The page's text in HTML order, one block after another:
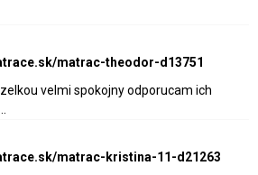
matrac-theodor-d13751
velmi spokojny odporucam ich
matrac-kristina-11-d21263